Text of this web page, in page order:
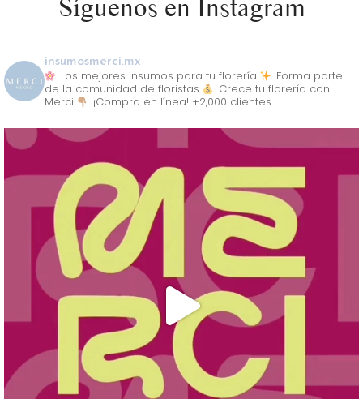
Síguenos en Instagram
insumosmerci.mx
Los mejores insumos para tu florería
Forma parte
de la comunidad de floristas
Crece tu florería con
Merci
¡Compra en línea! +2,000 clientes